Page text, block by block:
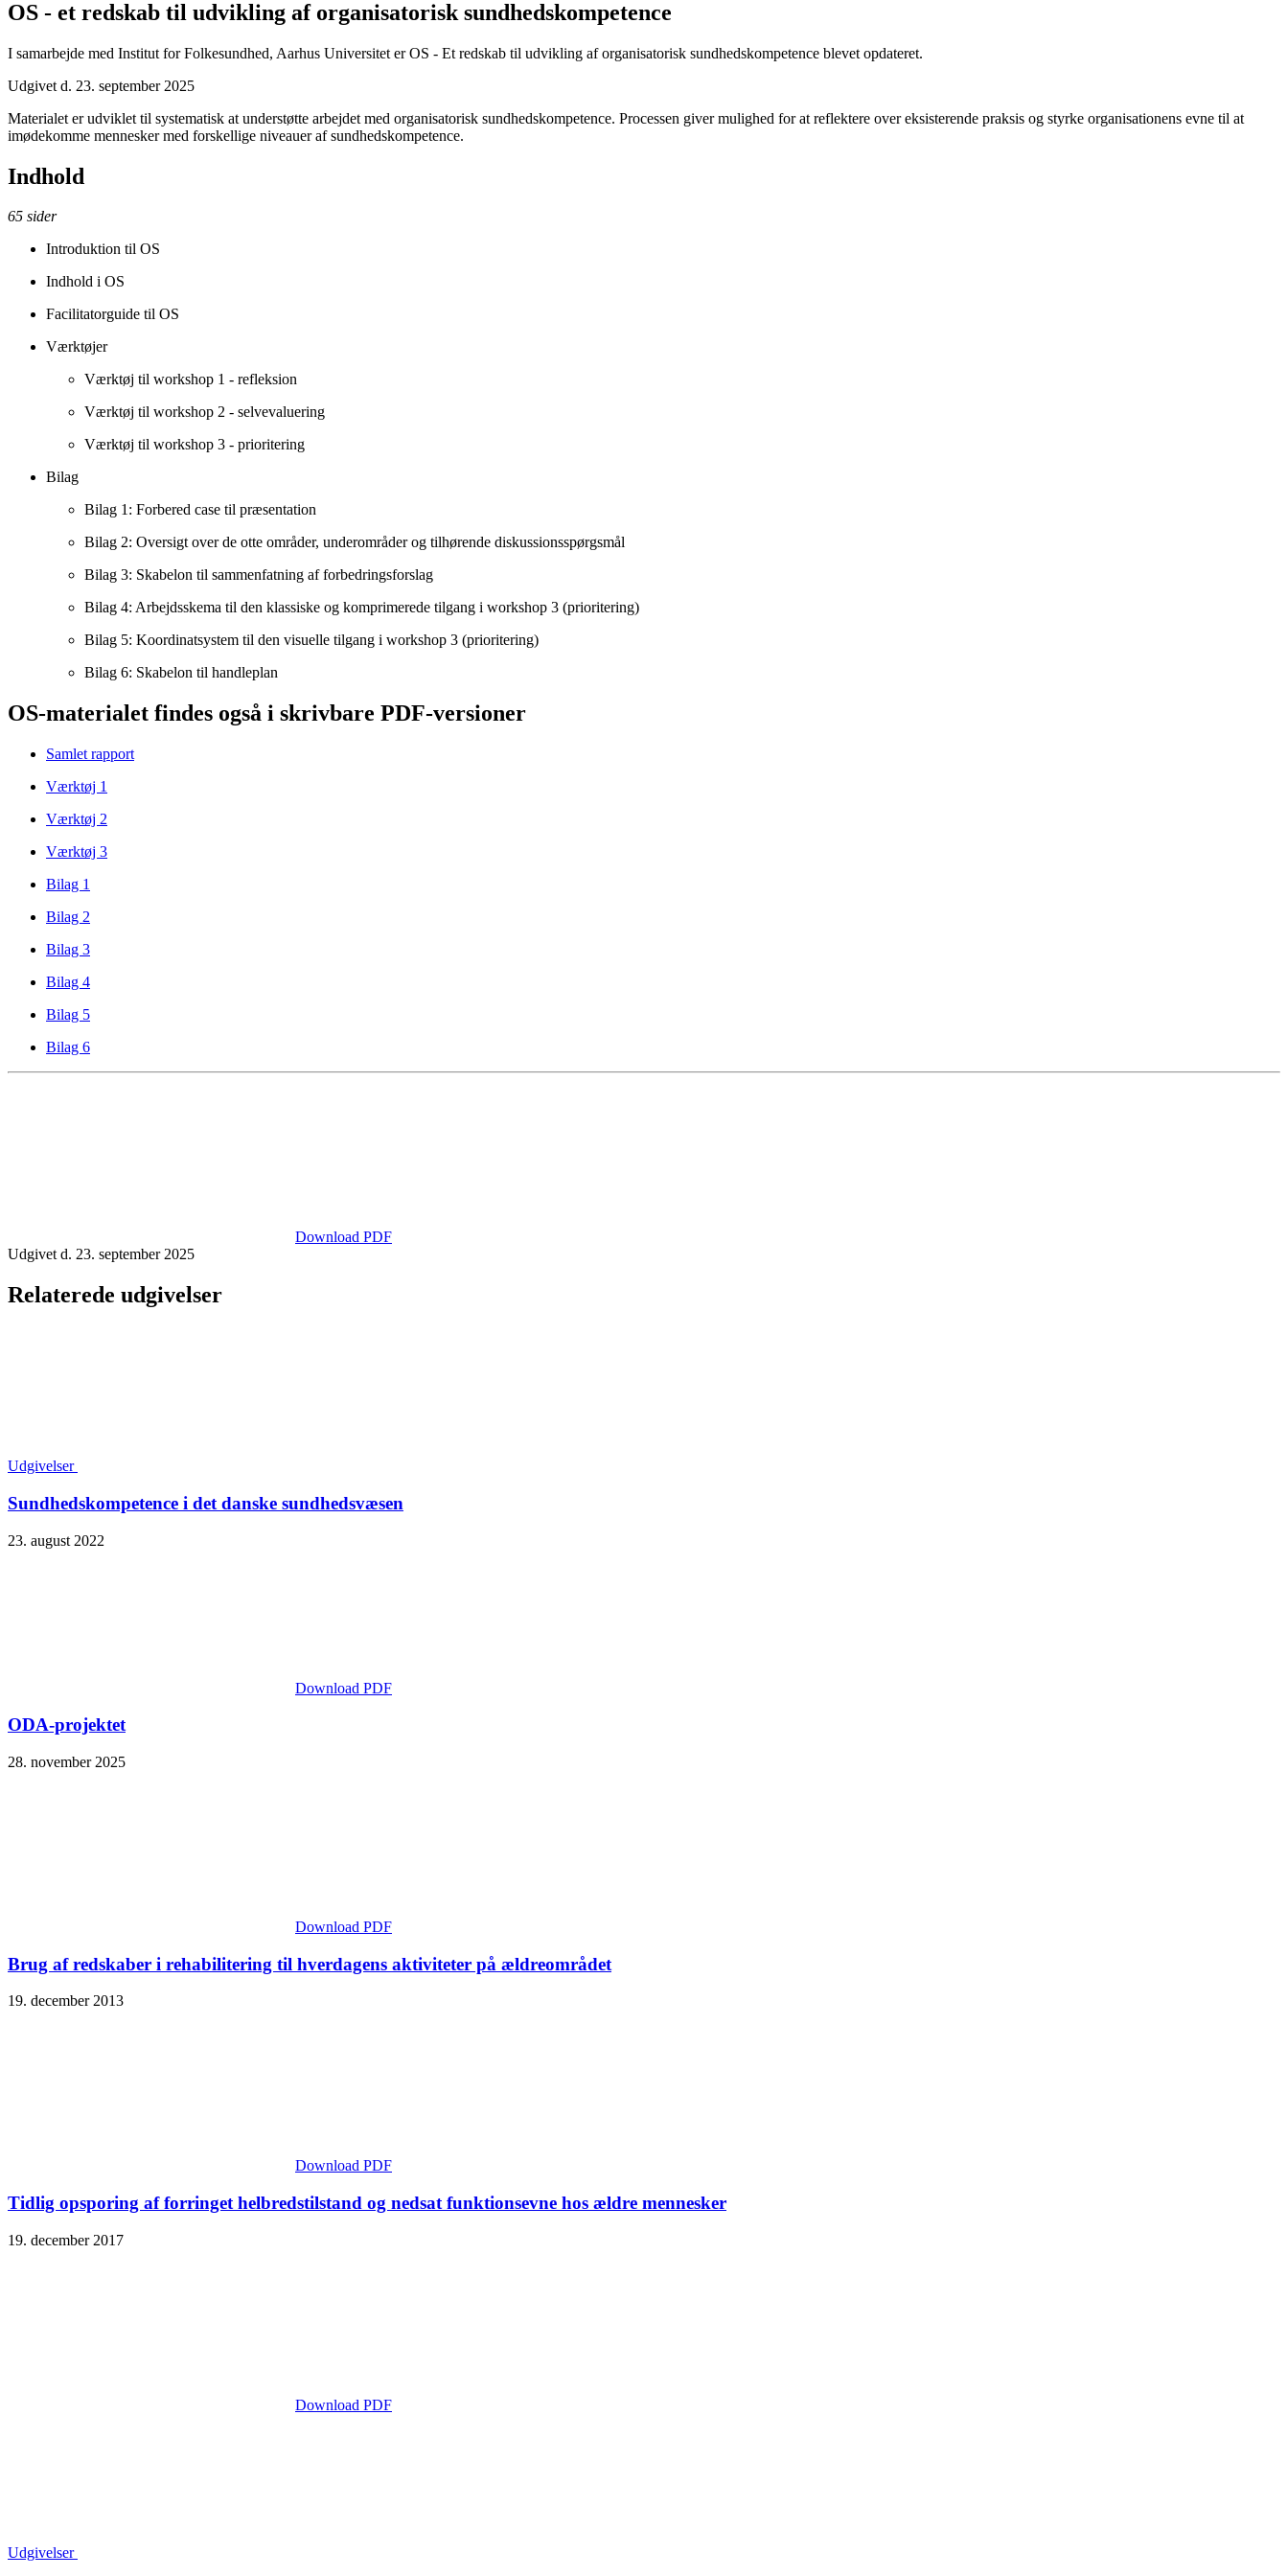
OS - et redskab til udvikling af organisatorisk sundhedskompetence
I samarbejde med Institut for Folkesundhed, Aarhus Universitet er OS - Et redskab til udvikling af organisatorisk sundhedskompetence blevet opdateret.
Udgivet d. 23. september 2025
Materialet er udviklet til systematisk at understøtte arbejdet med organisatorisk sundhedskompetence. Processen giver mulighed for at reflektere over eksisterende praksis og styrke organisationens evne til at
imødekomme mennesker med forskellige niveauer af sundhedskompetence.
Indhold
65 sider
Introduktion til OS
Indhold i OS
Facilitatorguide til OS
Værktøjer
Værktøj til workshop 1 - refleksion
Værktøj til workshop 2 - selvevaluering
Værktøj til workshop 3 - prioritering
Bilag
Bilag 1: Forbered case til præsentation
Bilag 2: Oversigt over de otte områder, underområder og tilhørende diskussionsspørgsmål
Bilag 3: Skabelon til sammenfatning af forbedringsforslag
Bilag 4: Arbejdsskema til den klassiske og komprimerede tilgang i workshop 3 (prioritering)
Bilag 5: Koordinatsystem til den visuelle tilgang i workshop 3 (prioritering)
Bilag 6: Skabelon til handleplan
OS-materialet findes også i skrivbare PDF-versioner
Samlet rapport
Værktøj 1
Værktøj 2
Værktøj 3
Bilag 1
Bilag 2
Bilag 3
Bilag 4
Bilag 5
Bilag 6
Download PDF
Udgivet d. 23. september 2025
Relaterede udgivelser
Udgivelser
Sundhedskompetence i det danske sundhedsvæsen
23. august 2022
Download PDF
ODA-projektet
28. november 2025
Download PDF
Brug af redskaber i rehabilitering til hverdagens aktiviteter på ældreområdet
19. december 2013
Download PDF
Tidlig opsporing af forringet helbredstilstand og nedsat funktionsevne hos ældre mennesker
19. december 2017
Download PDF
Udgivelser